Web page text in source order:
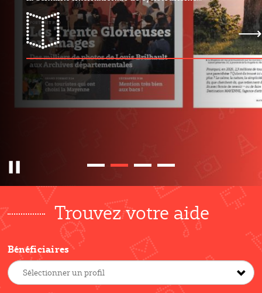
mayMAG n°31
Trouvez votre aide
Bénéficiaires